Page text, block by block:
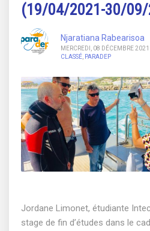
(19/04/2021-30/
Njaratiana Rabearisoa
MERCREDI, 08 DÉCEMBRE 2021
CLASSÉ, PARADEP
Jordane Limonet, étudiante
stage de fin d’études dans le